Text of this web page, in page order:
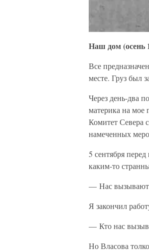
Наш дом (осень
Все
месте. Груз был
Через день-два
материка на мое
Комитет Севера
намеченных
5 сентября
каким-то
— Нас
Я закончил
— Кто нас
Но Власова